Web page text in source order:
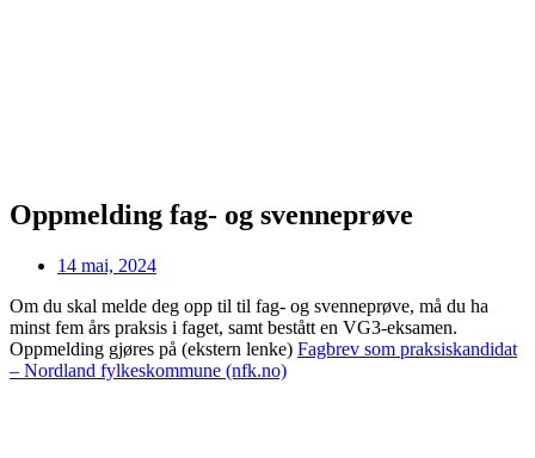
Oppmelding fag- og svenneprøve
14 mai, 2024
Om du skal melde deg opp til til fag- og svenneprøve, må du ha
minst fem års praksis i faget, samt bestått en VG3-eksamen.
Oppmelding gjøres på (ekstern lenke) Fagbrev som praksiskandidat
– Nordland fylkeskommune (nfk.no)